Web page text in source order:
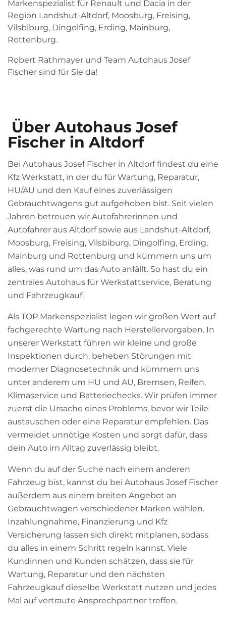
Markenspezialist für Renault und Dacia in der
Region Landshut-Altdorf, Moosburg, Freising,
Vilsbiburg, Dingolfing, Erding, Mainburg,
Rottenburg.
Robert Rathmayer und Team Autohaus Josef
Fischer sind für Sie da!
Über Autohaus Josef
Fischer in Altdorf
Bei Autohaus Josef Fischer in Altdorf findest du eine
Kfz Werkstatt, in der du für Wartung, Reparatur,
HU/AU und den Kauf eines zuverlässigen
Gebrauchtwagens gut aufgehoben bist. Seit vielen
Jahren betreuen wir Autofahrerinnen und
Autofahrer aus Altdorf sowie aus Landshut-Altdorf,
Moosburg, Freising, Vilsbiburg, Dingolfing, Erding,
Mainburg und Rottenburg und kümmern uns um
alles, was rund um das Auto anfällt. So hast du ein
zentrales Autohaus für Werkstattservice, Beratung
und Fahrzeugkauf.
Als TOP Markenspezialist legen wir großen Wert auf
fachgerechte Wartung nach Herstellervorgaben. In
unserer Werkstatt führen wir kleine und große
Inspektionen durch, beheben Störungen mit
moderner Diagnosetechnik und kümmern uns
unter anderem um HU und AU, Bremsen, Reifen,
Klimaservice und Batteriechecks. Wir prüfen immer
zuerst die Ursache eines Problems, bevor wir Teile
austauschen oder eine Reparatur empfehlen. Das
vermeidet unnötige Kosten und sorgt dafür, dass
dein Auto im Alltag zuverlässig bleibt.
Wenn du auf der Suche nach einem anderen
Fahrzeug bist, kannst du bei Autohaus Josef Fischer
außerdem aus einem breiten Angebot an
Gebrauchtwagen verschiedener Marken wählen.
Inzahlungnahme, Finanzierung und Kfz
Versicherung lassen sich direkt mitplanen, sodass
du alles in einem Schritt regeln kannst. Viele
Kundinnen und Kunden schätzen, dass sie für
Wartung, Reparatur und den nächsten
Fahrzeugkauf dieselbe Werkstatt nutzen und jedes
Mal auf vertraute Ansprechpartner treffen.